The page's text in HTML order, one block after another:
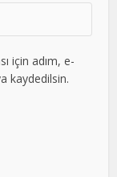
için adım, e-
kaydedilsin.